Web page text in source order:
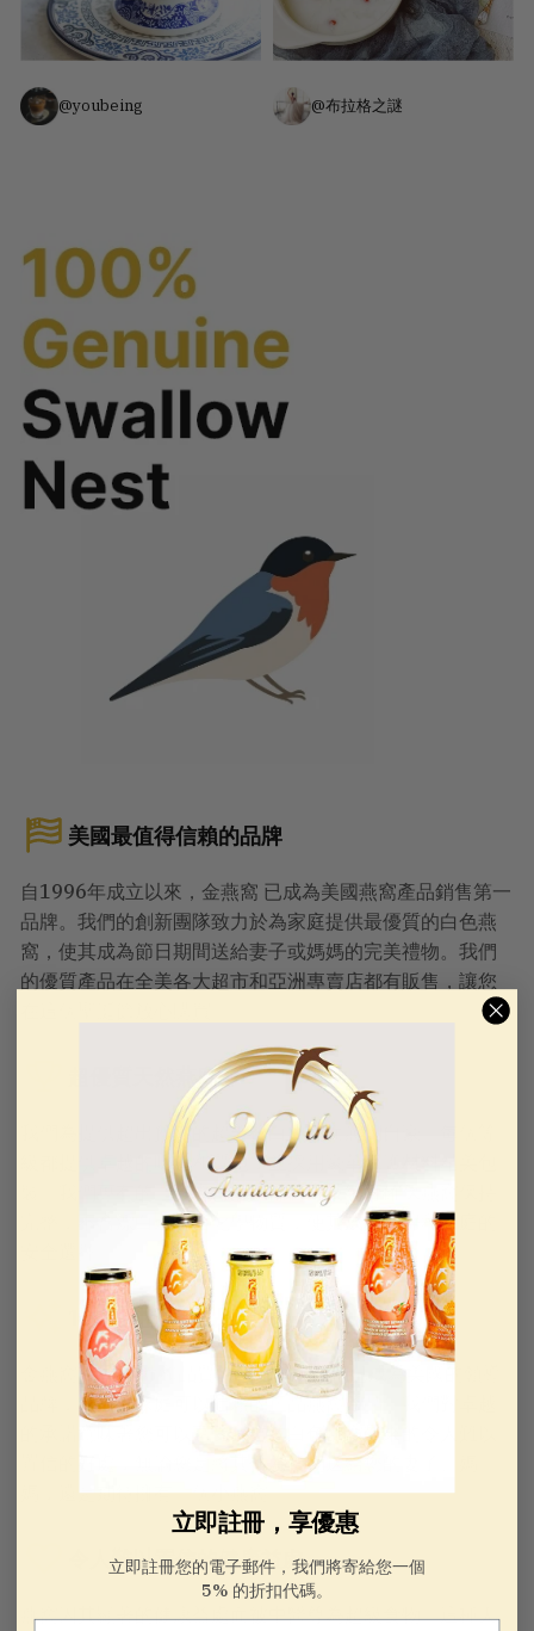
@youbeing @布拉格之謎
美國最值得信賴的品牌
自1996年成立以來，金燕窩 已成為美國燕窩產品銷售第一
品牌。我們的創新團隊致力於為家庭提供最優質的白色燕
窩，使其成為節日期間送給妻子或媽媽的完美禮物。我們
的優質產品在全美各大超市和亞洲專賣店都有販售，讓您
超優質天然燕窩
我們為提供超出預期的超優質白燕窩而感到自豪。每個等
級都提供卓越的味道和質地，並採用豪華保護材料精美包
裝。我們專有的三步驟傳統手部清潔技術可確保燕窩保持
完整，不含漂白或有害化學物質，使其成為孕婦和家庭的
100%純天然正品燕窩
金燕窩 是真實性和品質的代名詞。我們已成為美國的領導
品牌，只提供家庭可以信賴的正品燕窩產品。我們對卓越
的承諾意味著您可以享受我們的白色燕窩帶來的令人難以
置信的好處，無論您是將其作為禮物送給您的妻子、媽
媽，還是期待擁有一個小燕窩。
令人難以置信的健康益處
燕窩因其顯著的健康益處而被中醫尊為超級食物。這種天
立即註冊，享優惠
立即註冊您的電子郵件，我們將寄給您一個
5% 的折扣代碼。